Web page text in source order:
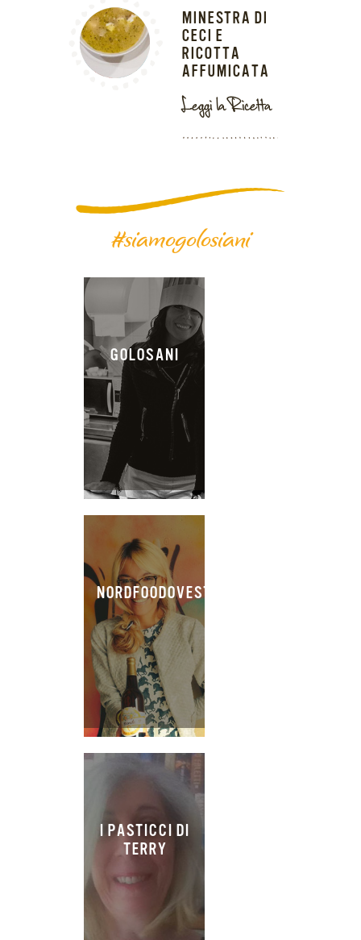
MINESTRA DI
CECI E
RICOTTA
AFFUMICATA
Leggi la Ricetta
#siamogolosiani
GOLOSANI
NORDFOODOVESTEST
I PASTICCI DI
TERRY